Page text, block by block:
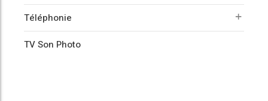
Téléphonie
TV Son Photo